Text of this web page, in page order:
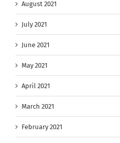
August 2021
July 2021
June 2021
May 2021
April 2021
March 2021
February 2021